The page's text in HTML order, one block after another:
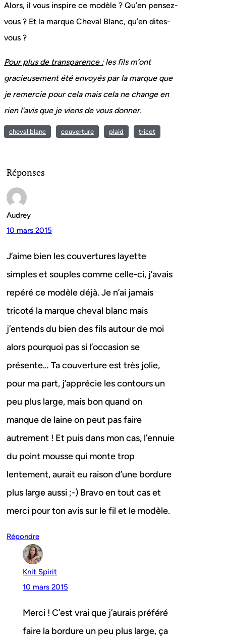
Alors, il vous inspire ce modèle ? Qu’en pensez-
vous ? Et la marque Cheval Blanc, qu’en dites-
vous ?
Pour plus de transparence :les fils m’ont
gracieusement été envoyés par la marque que
je remercie pour cela mais cela ne change en
rien l’avis que je viens de vous donner.
cheval blanc couverture plaid tricot
Réponses
Audrey
10 mars 2015
J’aime bien les couvertures layette
simples et souples comme celle-ci, j’avais
repéré ce modèle déjà. Je n’ai jamais
tricoté la marque cheval blanc mais
j’entends du bien des fils autour de moi
alors pourquoi pas si l’occasion se
présente… Ta couverture est très jolie,
pour ma part, j’apprécie les contours un
peu plus large, mais bon quand on
manque de laine on peut pas faire
autrement ! Et puis dans mon cas, l’ennuie
du point mousse qui monte trop
lentement, aurait eu raison d’une bordure
plus large aussi ;-) Bravo en tout cas et
merci pour ton avis sur le fil et le modèle.
Répondre
Knit Spirit
10 mars 2015
Merci ! C’est vrai que j’aurais préféré
faire la bordure un peu plus large, ça